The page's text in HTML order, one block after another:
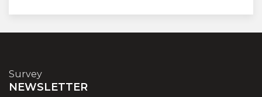
Survey
NEWSLETTER